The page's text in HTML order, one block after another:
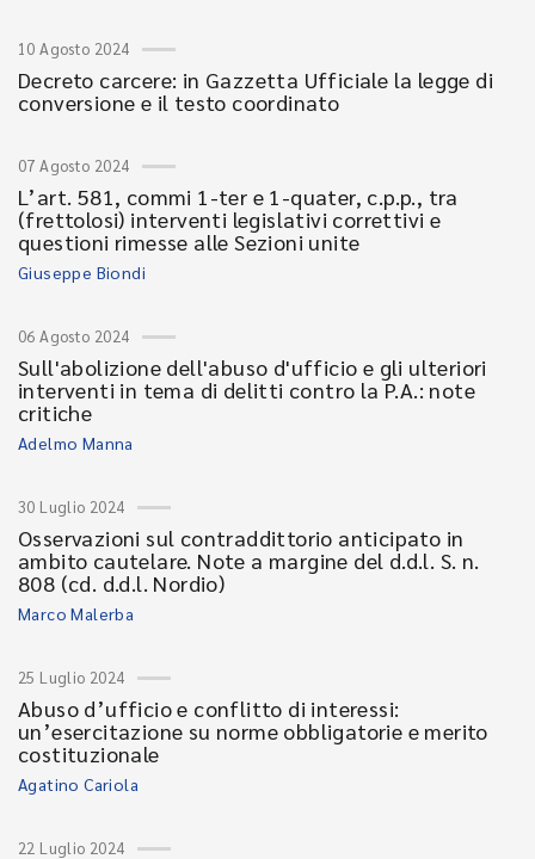
10 Agosto 2024
Decreto carcere: in Gazzetta Ufficiale la legge di
conversione e il testo coordinato
07 Agosto 2024
L’art. 581, commi 1-ter e 1-quater, c.p.p., tra
(frettolosi) interventi legislativi correttivi e
questioni rimesse alle Sezioni unite
Giuseppe Biondi
06 Agosto 2024
Sull'abolizione dell'abuso d'ufficio e gli ulteriori
interventi in tema di delitti contro la P.A.: note
critiche
Adelmo Manna
30 Luglio 2024
Osservazioni sul contraddittorio anticipato in
ambito cautelare. Note a margine del d.d.l. S. n.
808 (cd. d.d.l. Nordio)
Marco Malerba
25 Luglio 2024
Abuso d’ufficio e conflitto di interessi:
un’esercitazione su norme obbligatorie e merito
costituzionale
Agatino Cariola
22 Luglio 2024